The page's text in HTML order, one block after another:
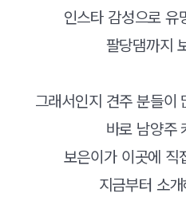
인스타 감성으로 유
팔당댐까지
그래서인지 견주 분들이
바로 남양주
보은이가 이곳에 직
지금부터 소